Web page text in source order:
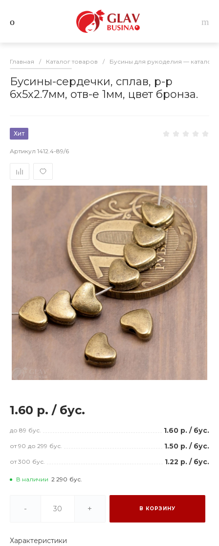
Главная / Каталог товаров / Бусины для рукоделия — каталог
Бусины-сердечки, сплав, р-р
6х5х2.7мм, отв-е 1мм, цвет бронза.
Хит
Артикул 1412.4-89/6
1.60 р. / бус.
до 89 бус. 1.60 р. / бус.
от 90 до 299 бус. 1.50 р. / бус.
от 300 бус. 1.22 р. / бус.
В наличии 2 290 бус.
- + В КОРЗИНУ
Характеристики